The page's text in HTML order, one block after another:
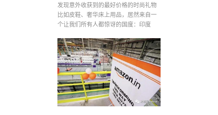
发现意外收获到的最好价格的时尚礼物
比如皮鞋、奢华床上用品，居然来自一
个让我们所有人都惊讶的国度：印度